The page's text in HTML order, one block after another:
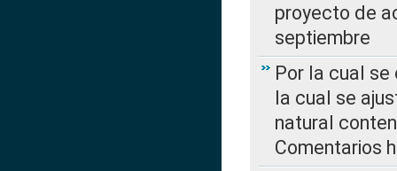
proyecto de
septiembre
Por la cual se
la cual se
natural
Comentarios